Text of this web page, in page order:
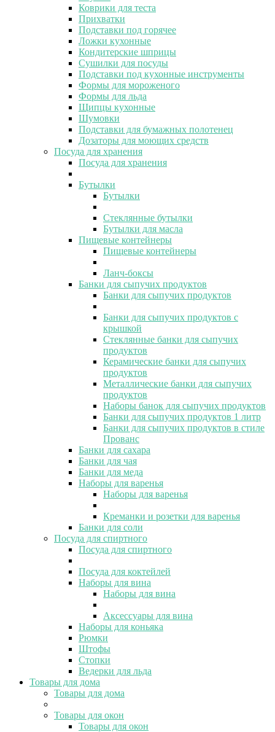
Коврики для теста
Прихватки
Подставки под горячее
Ложки кухонные
Кондитерские шприцы
Сушилки для посуды
Подставки под кухонные инструменты
Формы для мороженого
Формы для льда
Щипцы кухонные
Шумовки
Подставки для бумажных полотенец
Дозаторы для моющих средств
Посуда для хранения
Посуда для хранения
Бутылки
Бутылки
Стеклянные бутылки
Бутылки для масла
Пищевые контейнеры
Пищевые контейнеры
Ланч-боксы
Банки для сыпучих продуктов
Банки для сыпучих продуктов
Банки для сыпучих продуктов с
крышкой
Стеклянные банки для сыпучих
продуктов
Керамические банки для сыпучих
продуктов
Металлические банки для сыпучих
продуктов
Наборы банок для сыпучих продуктов
Банки для сыпучих продуктов 1 литр
Банки для сыпучих продуктов в стиле
Прованс
Банки для сахара
Банки для чая
Банки для меда
Наборы для варенья
Наборы для варенья
Креманки и розетки для варенья
Банки для соли
Посуда для спиртного
Посуда для спиртного
Посуда для коктейлей
Наборы для вина
Наборы для вина
Аксессуары для вина
Наборы для коньяка
Рюмки
Штофы
Стопки
Ведерки для льда
Товары для дома
Товары для дома
Товары для окон
Товары для окон